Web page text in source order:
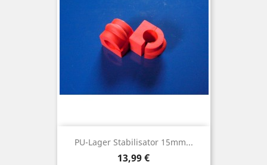
PU-Lager Stabilisator 15mm...
Preis
13,99 €